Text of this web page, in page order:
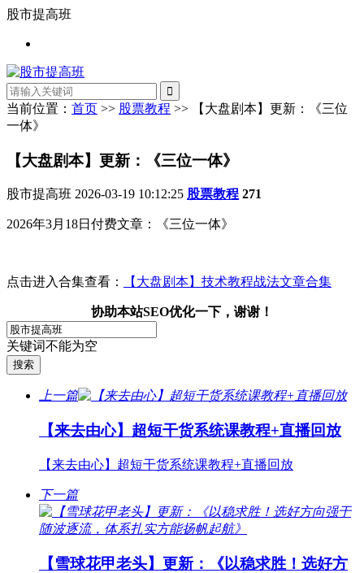
股市提高班
当前位置： 首页 >> 股票教程 >> 【大盘剧本】更新：《三位
一体》
【大盘剧本】更新：《三位一体》
股市提高班 2026-03-19 10:12:25 股票教程 271
2026年3月18日付费文章：《三位一体》
点击进入合集查看： 【大盘剧本】技术教程战法文章合集
协助本站SEO优化一下，谢谢！
关键词不能为空
上一篇
【来去由心】超短干货系统课教程+直播回放
【来去由心】超短干货系统课教程+直播回放
下一篇
【雪球花甲老头】更新：《以稳求胜！选好方